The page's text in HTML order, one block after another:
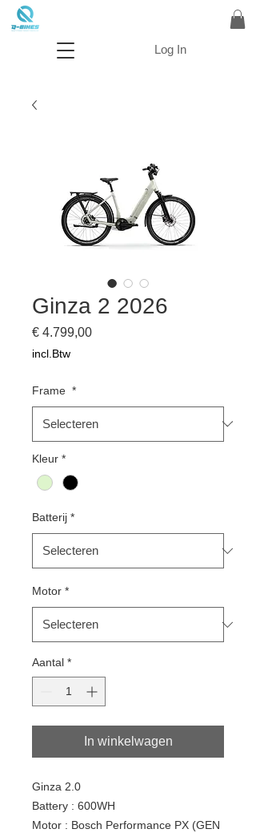
Log In
Ginza 2 2026
€ 4.799,00Prijs
incl.Btw
Frame *
Kleur *
Batterij *
Motor *
Aantal *
In winkelwagen
Ginza 2.0
Battery : 600WH
Motor : Bosch Performance PX (GEN